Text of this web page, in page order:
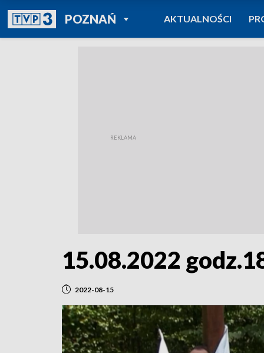
POZNAŃPOWRÓT DO
TVP REGIONY
AKTUALNOŚCI
15.08.2022
2022-08-15